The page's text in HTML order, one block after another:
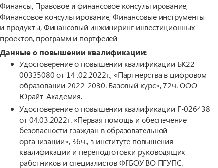
Финансы, Правовое и финансовое консультирование,
Финансовое консультирование, Финансовые инструменты
и продукты, Финансовый инжиниринг инвестиционных
проектов, программ и портфелей
Данные о повышении квалификации:
Удостоверение о повышении квалификации БК22
00335080 от 14 .02.2022г., «Партнерства в цифровом
образовании 2022-2030. Базовый курс», 72ч. ООО
Юрайт-Академия.
Удостоверение о повышении квалификации Г-026438
от 04.03.2022г. «Первая помощь и обеспечение
безопасности граждан в образовательной
организации», 36ч., в институте повышения
квалификации и переподготовки руководящих
работников и специалистов ФГБОУ ВО ПГУПС.